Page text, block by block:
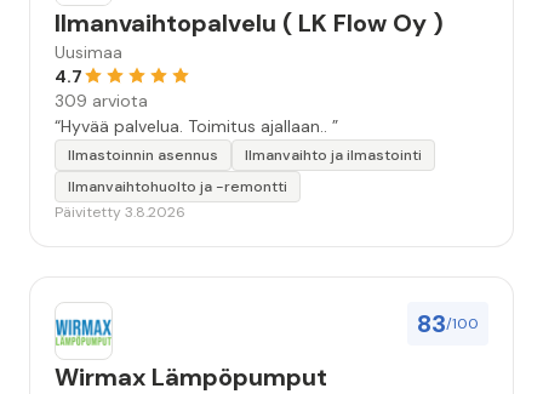
Ilmanvaihtopalvelu ( LK Flow Oy )
Uusimaa
4.7
309 arviota
“Hyvää palvelua. Toimitus ajallaan.. ”
Ilmastoinnin asennus
Ilmanvaihto ja ilmastointi
Ilmanvaihtohuolto ja -remontti
Päivitetty 3.8.2026
83/100
Wirmax Lämpöpumput